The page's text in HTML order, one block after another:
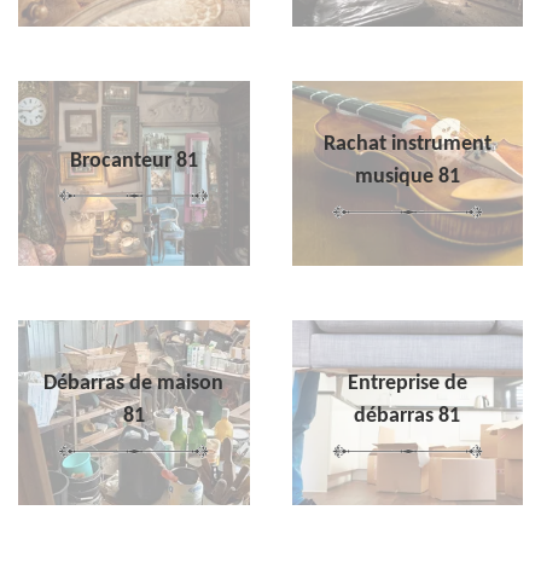
Brocanteur 81
Rachat instrument
musique 81
Débarras de maison
81
Entreprise de
débarras 81